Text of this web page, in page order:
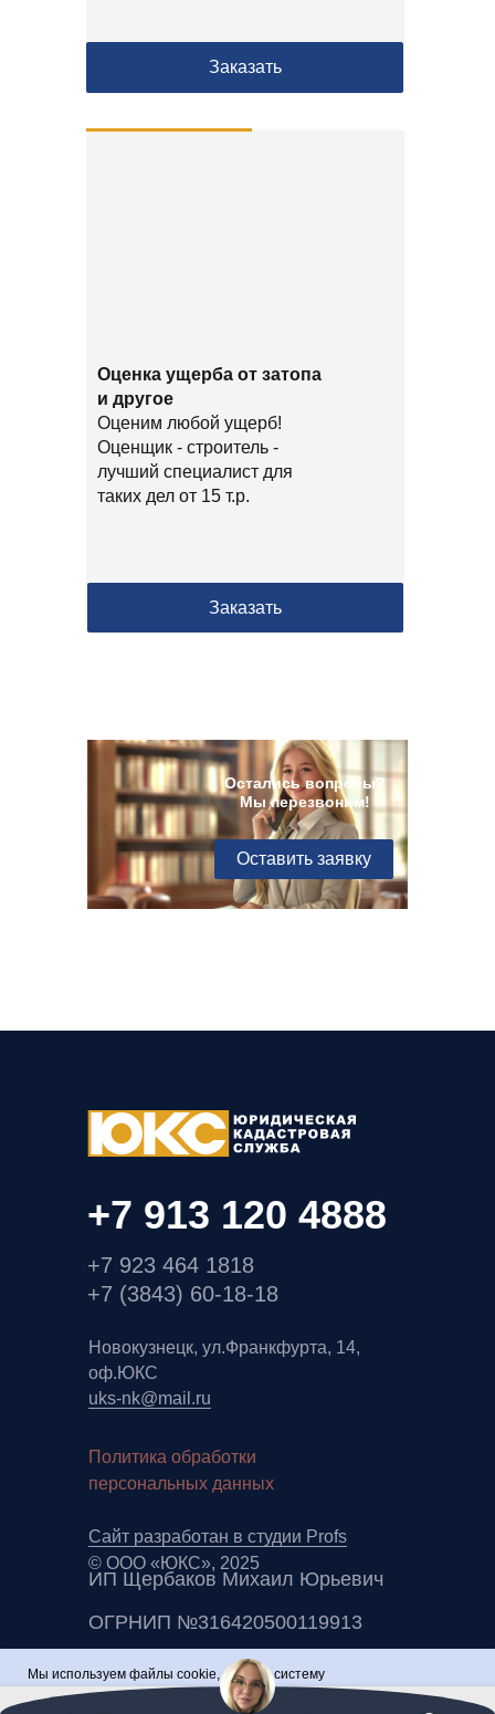
Оставить заявку
Мы используем файлы cookie, а также систему
аналитики «Яндекс Метрика». Продолжая использовать
OK
Заказать
Оценка ущерба от затопа
и другое
Оценим любой ущерб!
Оценщик - строитель -
лучший специалист для
таких дел от 15 т.р.
Заказать
Оставить заявку
Остались вопросы?
Мы перезвоним!
+7 913 120 4888
Новокузнецк, ул.Франкфурта, 14,
оф.ЮКС
uks-nk@mail.ru
ИП Щербаков Михаил Юрьевич
ОГРНИП №316420500119913
+7 923 464 1818
+7 (3843) 60-18-18
Политика обработки
персональных данных
Сайт разработан в студии Profs
© ООО «ЮКС», 2025